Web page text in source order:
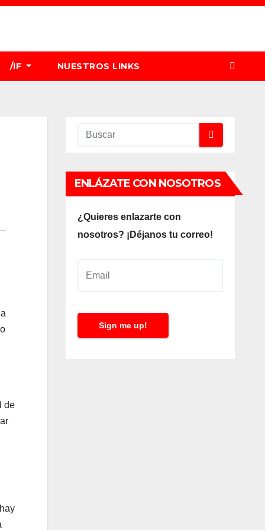
/IF NUESTROS LINKS
de
ENLÁZATE CON NOSOTROS
¿Quieres enlazarte con
nosotros? ¡Déjanos tu correo!
l
Sign me up!